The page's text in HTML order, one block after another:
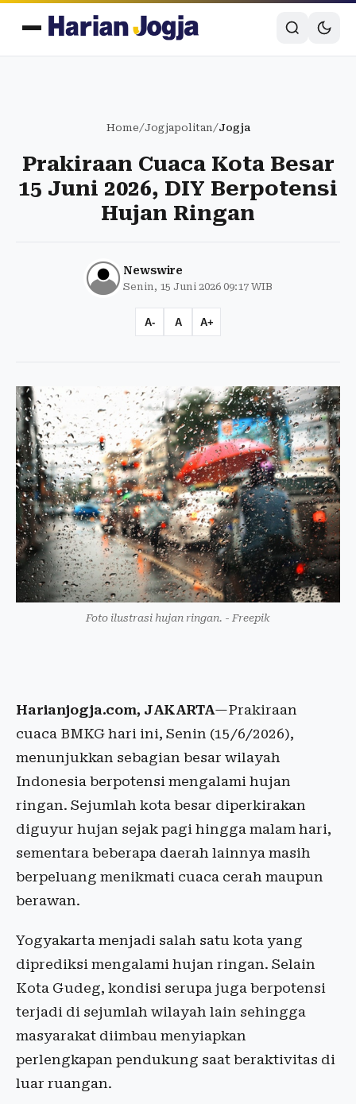
Home/Jogjapolitan/Jogja
Prakiraan Cuaca Kota Besar
15 Juni 2026, DIY Berpotensi
Hujan Ringan
Newswire
Senin, 15 Juni 2026 09:17 WIB
A- A A+
Foto ilustrasi hujan ringan. - Freepik
Harianjogja.com, JAKARTA—Prakiraan
cuaca BMKG hari ini, Senin (15/6/2026),
menunjukkan sebagian besar wilayah
Indonesia berpotensi mengalami hujan
ringan. Sejumlah kota besar diperkirakan
diguyur hujan sejak pagi hingga malam hari,
sementara beberapa daerah lainnya masih
berpeluang menikmati cuaca cerah maupun
berawan.
Yogyakarta menjadi salah satu kota yang
diprediksi mengalami hujan ringan. Selain
Kota Gudeg, kondisi serupa juga berpotensi
terjadi di sejumlah wilayah lain sehingga
masyarakat diimbau menyiapkan
perlengkapan pendukung saat beraktivitas di
luar ruangan.